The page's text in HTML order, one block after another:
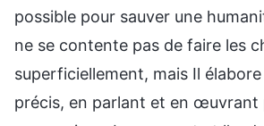
possible pour sauver une
ne se contente pas de faire les
superficiellement, mais Il
précis, en parlant et en œuvrant